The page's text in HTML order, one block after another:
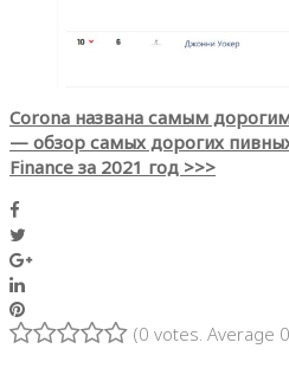
Corona названа самым
— обзор самых дорогих
Finance за 2021 год >>>
Google+
LinkedIn
Pinterest
(0 votes. Average 0